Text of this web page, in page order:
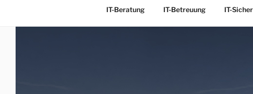
IT-Beratung IT-Betreuung IT-